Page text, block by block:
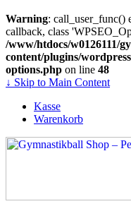
Warning: call_user_func()
callback, class
/www/htdocs/w0126111/
content/plugins/
options.php on line 48
↓ Skip to Main Content
Kasse
Warenkorb